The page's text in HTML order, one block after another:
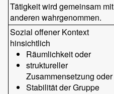
Tätigkeit wird gemeinsam mit
anderen wahrgenommen.
Sozial offener Kontext
hinsichtlich
Räumlichkeit oder
struktureller
Zusammensetzung oder
Stabilität der Gruppe